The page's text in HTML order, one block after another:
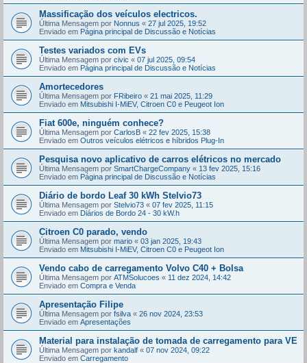
Massificação dos veículos electricos.
Última Mensagem por Nonnus « 27 jul 2025, 19:52
Enviado em Página principal de Discussão e Notícias
Testes variados com EVs
Última Mensagem por civic « 07 jul 2025, 09:54
Enviado em Página principal de Discussão e Notícias
Amortecedores
Última Mensagem por FRibeiro « 21 mai 2025, 11:29
Enviado em Mitsubishi I-MiEV, Citroen C0 e Peugeot Ion
Fiat 600e, ninguém conhece?
Última Mensagem por CarlosB « 22 fev 2025, 15:38
Enviado em Outros veículos elétricos e híbridos Plug-In
Pesquisa novo aplicativo de carros elétricos no mercado
Última Mensagem por SmartChargeCompany « 13 fev 2025, 15:16
Enviado em Página principal de Discussão e Notícias
Diário de bordo Leaf 30 kWh Stelvio73
Última Mensagem por Stelvio73 « 07 fev 2025, 11:15
Enviado em Diários de Bordo 24 - 30 kW.h
Citroen C0 parado, vendo
Última Mensagem por mario « 03 jan 2025, 19:43
Enviado em Mitsubishi I-MiEV, Citroen C0 e Peugeot Ion
Vendo cabo de carregamento Volvo C40 + Bolsa
Última Mensagem por ATMSolucoes « 11 dez 2024, 14:42
Enviado em Compra e Venda
Apresentação Filipe
Última Mensagem por fsilva « 26 nov 2024, 23:53
Enviado em Apresentações
Material para instalação de tomada de carregamento para VE
Última Mensagem por kandalf « 07 nov 2024, 09:22
Enviado em Carregamento